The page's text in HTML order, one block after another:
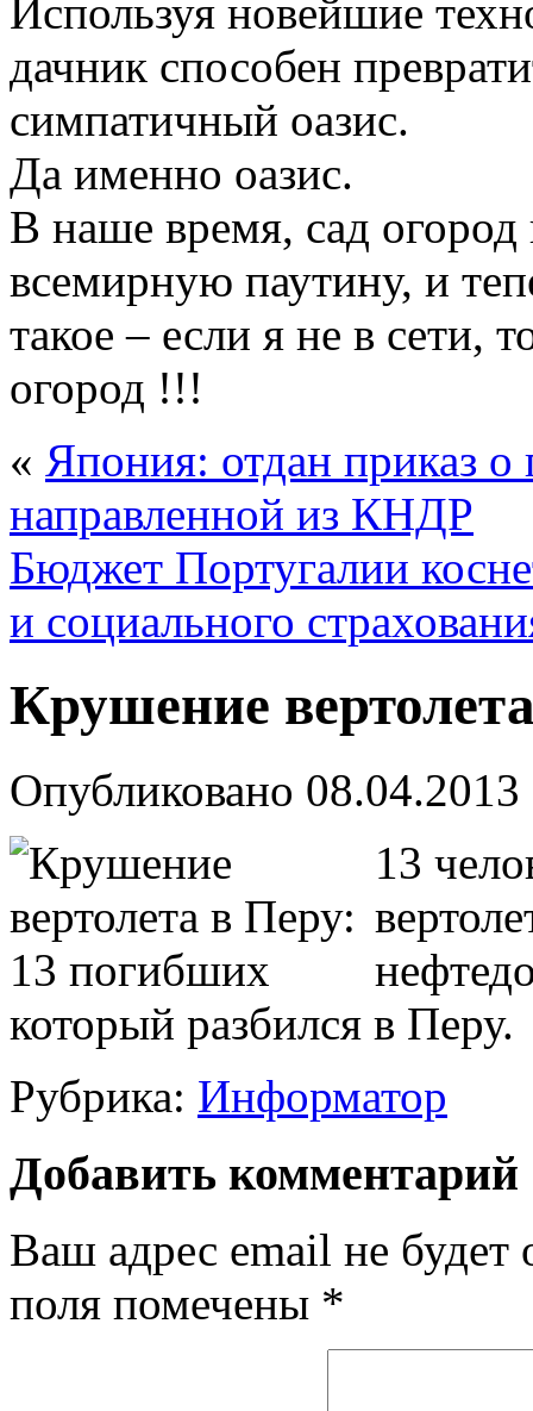
Используя новейшие
дачник способен
симпатичный оазис.
Да именно оазис.
В наше время, сад огород
всемирную паутину, и
такое – если я не в сети,
огород !!!
« Япония: отдан приказ о
направленной из КНДР
Бюджет Португалии
и социального
Крушение
Опубликовано 08.04.2013
13
который разбился в Перу.
Рубрика: Информатор
Добавить комментарий
Ваш адрес email не будет
поля помечены *